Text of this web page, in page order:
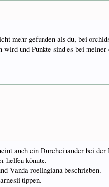
mehr gefunden als du, bei
wird und Punkte sind es bei
auch ein Durcheinander bei
helfen könnte.
Vanda roelingiana beschrieben.
tippen.